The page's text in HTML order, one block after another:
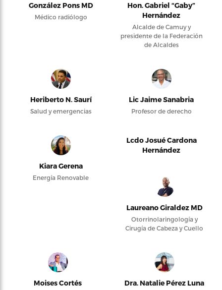
González Pons MD
Médico radiólogo
Hon. Gabriel “Gaby”
Hernández
Alcalde de Camuy y
presidente de la Federación
de Alcaldes
Heriberto N. Saurí
Salud y emergencias
Lic Jaime Sanabria
Profesor de derecho
Kiara Gerena
Energía Renovable
Lcdo Josué Cardona
Hernández
Laureano Giraldez MD
Otorrinolaringología y
Cirugía de Cabeza y Cuello
Moises Cortés Dra. Natalie Pérez Luna